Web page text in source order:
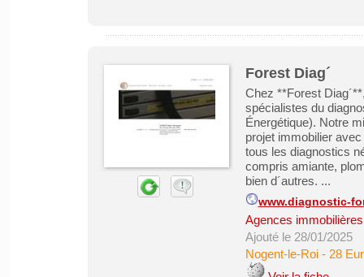
Forest Diag´
Chez **Forest
spécialistes du
Énergétique). Notre
projet immobilier
tous les diagnostics
compris amiante,
bien d´autres. ...
www.diagnostic-
Agences
Ajouté le 28/01/2025
Nogent-le-Roi- 28